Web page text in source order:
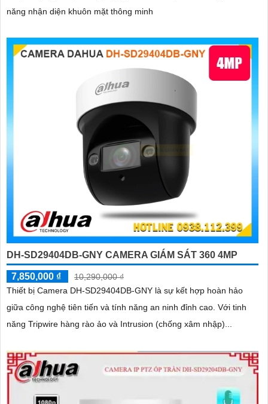
năng nhận diện khuôn mặt thông minh
DH-SD29404DB-GNY CAMERA GIÁM SÁT 360 4MP
7,850,000 ₫
10,290,000 ₫
Thiết bị Camera DH-SD29404DB-GNY là sự kết hợp hoàn hảo
giữa công nghệ tiên tiến và tính năng an ninh đỉnh cao. Với tinh
năng Tripwire hàng rào ảo và Intrusion (chống xâm nhập)...